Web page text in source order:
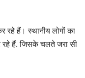
रहे हैं। स्थानीय लोगों का
रहे हैं. जिसके चलते जरा सी